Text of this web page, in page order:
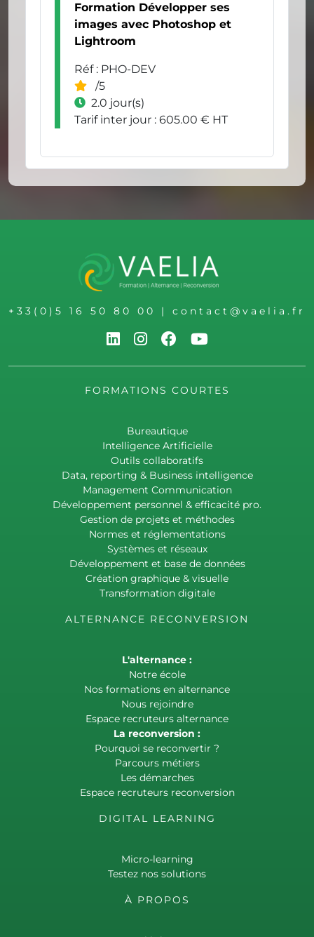
Formation Développer ses
images avec Photoshop et
Lightroom
Réf : PHO-DEV
/5
2.0 jour(s)
Tarif inter jour : 605.00 € HT
+33(0)5 16 50 80 00 | contact@vaelia.fr
FORMATIONS COURTES
Bureautique
Intelligence Artificielle
Outils collaboratifs
Data, reporting & Business intelligence
Management Communication
Développement personnel & efficacité pro.
Gestion de projets et méthodes
Normes et réglementations
Systèmes et réseaux
Développement et base de données
Création graphique & visuelle
Transformation digitale
ALTERNANCE RECONVERSION
L'alternance :
Notre école
Nos formations en alternance
Nous rejoindre
Espace recruteurs alternance
La reconversion :
Pourquoi se reconvertir ?
Parcours métiers
Les démarches
Espace recruteurs reconversion
DIGITAL LEARNING
Micro-learning
Testez nos solutions
À PROPOS